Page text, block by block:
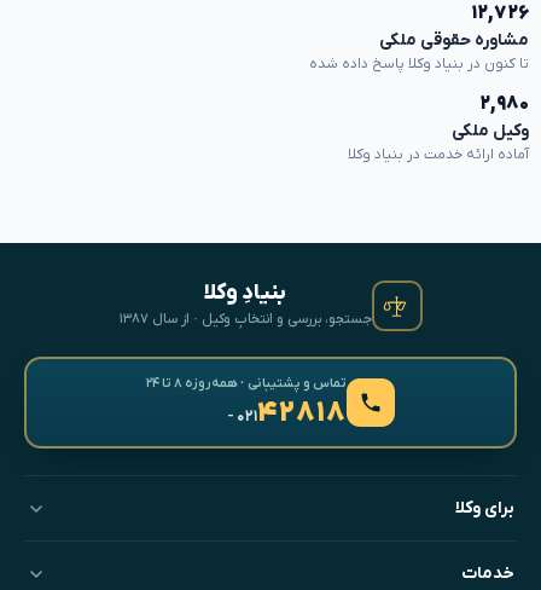
۱۲,۷۲۶
مشاوره حقوقی ملکی
تا کنون در بنیاد وکلا پاسخ داده شده
۲,۹۸۰
وکیل ملکی
آماده ارائه خدمت در بنیاد وکلا
بنیادِ وکلا
جستجو، بررسی و انتخابِ وکیل · از سال ۱۳۸۷
تماس و پشتیبانی · همه‌روزه ۸ تا ۲۴
۴۲۸۱۸- ۰۲۱
برای وکلا
خدمات